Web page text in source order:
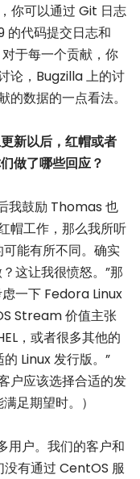
你可以通过 Git 日志
代码提交日志和
于每一个贡献，你
论，Bugzilla 上的讨
数据的一点看法。
新以后，红帽或者
做了哪些回应？
我鼓励 Thomas 也
帽工作，那么我所听
能有所不同。确实
这让我很愤怒。”那
一下 Fedora Linux
Stream 价值主张
，或者很多其他的
Linux 发行版。”
户应该选择合适的发
足期望时。）
用户。我们的客户和
没有通过 CentOS 服